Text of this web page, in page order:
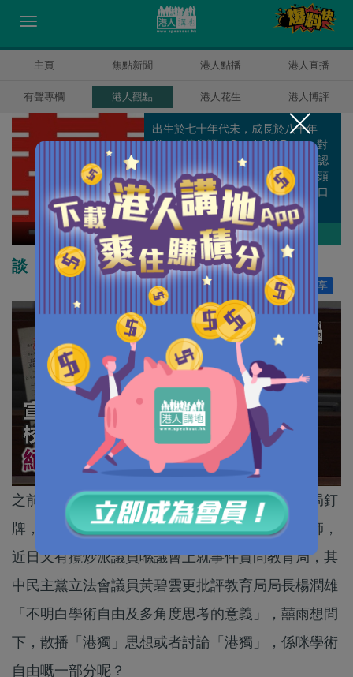
主頁 焦點新聞 港人點播 港人直播
有聲專欄 港人觀點 港人花生 港人博評
囍雨
出生於七十年代未，成長於八十年
代。緬懷所謂的Good Old Days，對
香港部份人時常嗟天怨地感無奈，認
為香港仍然是「只要努力，仍有出頭
天」的福地，不擅書寫中文，寧寫口
語。
作者其他博評
談「港獨」是學術自由嗎？
分享
114
之前有小學教師因為喺教材上「播獨」，被教育局釘
牌，攬炒派包括教協出盡九牛二虎二力想保住教師，
近日又有攬炒派議員喺議會上就事件質問教育局，其
中民主黨立法會議員黃碧雲更批評教育局局長楊潤雄
「不明白學術自由及多角度思考的意義」，囍雨想問
下，散播「港獨」思想或者討論「港獨」，係咪學術
自由嘅一部分呢？